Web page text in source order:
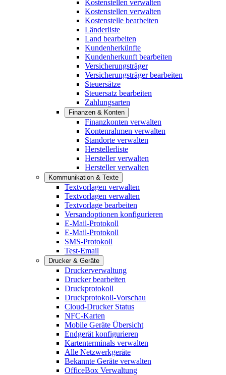
Kostenstellen verwalten
Kostenstellen verwalten
Kostenstelle bearbeiten
Länderliste
Land bearbeiten
Kundenherkünfte
Kundenherkunft bearbeiten
Versicherungsträger
Versicherungsträger bearbeiten
Steuersätze
Steuersatz bearbeiten
Zahlungsarten
Finanzen & Konten
Finanzkonten verwalten
Kontenrahmen verwalten
Standorte verwalten
Herstellerliste
Hersteller verwalten
Hersteller verwalten
Kommunikation & Texte
Textvorlagen verwalten
Textvorlagen verwalten
Textvorlage bearbeiten
Versandoptionen konfigurieren
E-Mail-Protokoll
E-Mail-Protokoll
SMS-Protokoll
Test-Email
Drucker & Geräte
Druckerverwaltung
Drucker bearbeiten
Druckprotokoll
Druckprotokoll-Vorschau
Cloud-Drucker Status
NFC-Karten
Mobile Geräte Übersicht
Endgerät konfigurieren
Kartenterminals verwalten
Alle Netzwerkgeräte
Bekannte Geräte verwalten
OfficeBox Verwaltung